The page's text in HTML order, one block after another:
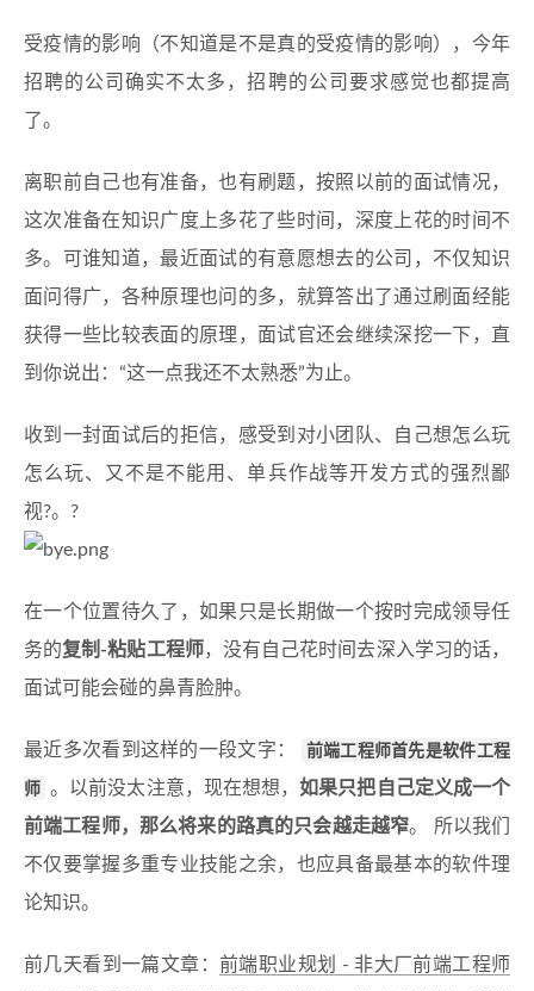
受疫情的影响（不知道是不是真的受疫情的影响），今年
招聘的公司确实不太多，招聘的公司要求感觉也都提高
了。
离职前自己也有准备，也有刷题，按照以前的面试情况，
这次准备在知识广度上多花了些时间，深度上花的时间不
多。可谁知道，最近面试的有意愿想去的公司，不仅知识
面问得广，各种原理也问的多，就算答出了通过刷面经能
获得一些比较表面的原理，面试官还会继续深挖一下，直
到你说出：“这一点我还不太熟悉”为止。
收到一封面试后的拒信，感受到对小团队、自己想怎么玩
怎么玩、又不是不能用、单兵作战等开发方式的强烈鄙
视?。?
在一个位置待久了，如果只是长期做一个按时完成领导任
务的复制-粘贴工程师，没有自己花时间去深入学习的话，
面试可能会碰的鼻青脸肿。
最近多次看到这样的一段文字：
前端工程师首先是软件工程
师 。以前没太注意，现在想想，如果只把自己定义成一个
前端工程师，那么将来的路真的只会越走越窄。 所以我们
不仅要掌握多重专业技能之余，也应具备最基本的软件理
论知识。
前几天看到一篇文章： 前端职业规划 - 非大厂前端工程师